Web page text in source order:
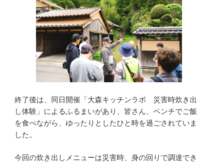
終了後は、同日開催「大森キッチンラボ 災害時炊き出
し体験」によるふるまいがあり、皆さん、ベンチでご飯
を食べながら、ゆったりとしたひと時を過ごされていま
した。
今回の炊き出しメニューは災害時、身の回りで調達でき